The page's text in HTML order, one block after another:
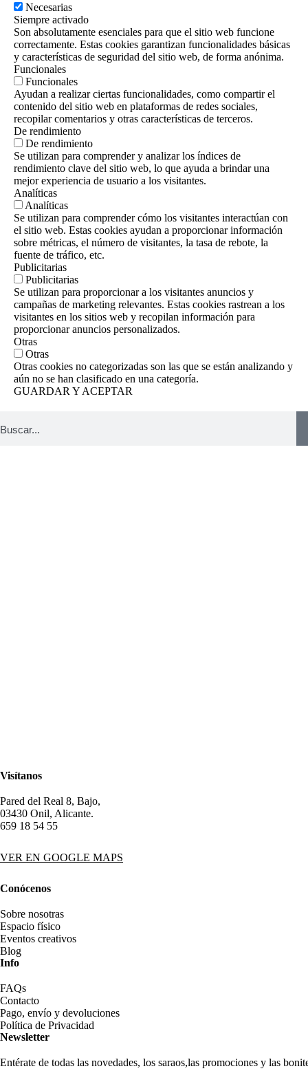
Visítanos
Pared del Real 8, Bajo,
03430 Onil, Alicante.
659 18 54 55
VER EN GOOGLE MAPS
Conócenos
Sobre nosotras
Espacio físico
Eventos creativos
Blog
Info
FAQs
Contacto
Pago, envío y devoluciones
Política de Privacidad
Newsletter
Entérate de todas las novedades, los saraos,las promociones y las
Necesarias
Siempre activado
Son absolutamente esenciales para que el sitio web funcione
correctamente. Estas cookies garantizan funcionalidades básicas
y características de seguridad del sitio web, de forma anónima.
Funcionales
Funcionales
Ayudan a realizar ciertas funcionalidades, como compartir el
contenido del sitio web en plataformas de redes sociales,
recopilar comentarios y otras características de terceros.
De rendimiento
De rendimiento
Se utilizan para comprender y analizar los índices de
rendimiento clave del sitio web, lo que ayuda a brindar una
mejor experiencia de usuario a los visitantes.
Analíticas
Analíticas
Se utilizan para comprender cómo los visitantes interactúan con
el sitio web. Estas cookies ayudan a proporcionar información
sobre métricas, el número de visitantes, la tasa de rebote, la
fuente de tráfico, etc.
Publicitarias
Publicitarias
Se utilizan para proporcionar a los visitantes anuncios y
campañas de marketing relevantes. Estas cookies rastrean a los
visitantes en los sitios web y recopilan información para
proporcionar anuncios personalizados.
Otras
Otras
Otras cookies no categorizadas son las que se están analizando y
aún no se han clasificado en una categoría.
GUARDAR Y ACEPTAR